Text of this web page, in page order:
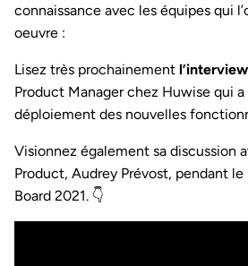
connaissance avec les équipes qui
oeuvre :
Lisez très prochainement
Product Manager chez Huwise qui
déploiement des nouvelles
Visionnez également sa discussion
Product, Audrey Prévost, pendant
Board 2021. 👇